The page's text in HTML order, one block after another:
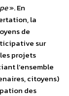
». En
la
de
sur
projets
l’ensemble
citoyens)
des